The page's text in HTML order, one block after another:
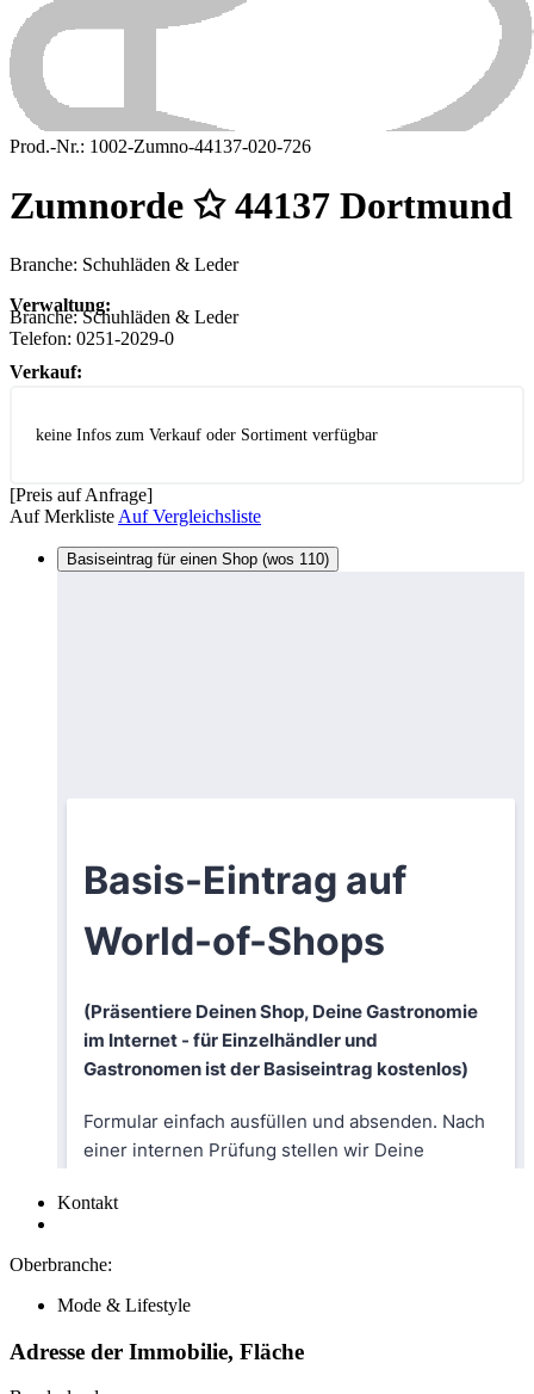
Prod.-Nr.: 1002-Zumno-44137-020-726
Zumnorde ✩ 44137 Dortmund
Branche: Schuhläden & Leder
Verwaltung:
Branche:Schuhläden & Leder
Telefon: 0251-2029-0
Verkauf:
keine Infos zum Verkauf oder Sortiment verfügbar
[Preis auf Anfrage]
Auf Merkliste Auf Vergleichsliste
Basiseintrag für einen Shop (wos 110)
Kontakt
Oberbranche:
Mode & Lifestyle
Adresse der Immobilie, Fläche